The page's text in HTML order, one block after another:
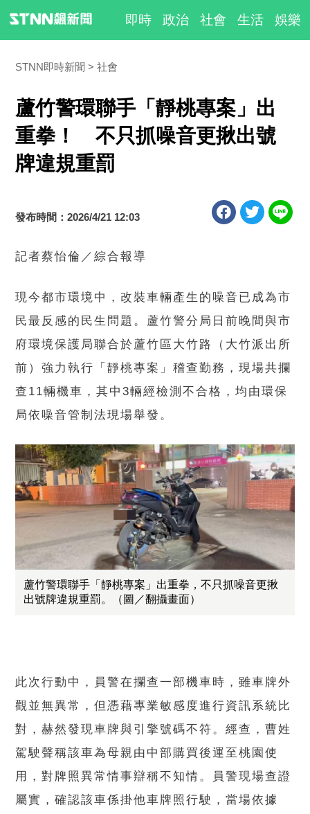
即時 政治 社會 生活 娛樂
STNN即時新聞 社會
蘆竹警環聯手「靜桃專案」出
重拳！ 不只抓噪音更揪出號
牌違規重罰
發布時間：2026/4/21 12:03
記者蔡怡倫／綜合報導
現今都市環境中，改裝車輛產生的噪音已成為市
民最反感的民生問題。蘆竹警分局日前晚間與市
府環境保護局聯合於蘆竹區大竹路（大竹派出所
前）強力執行「靜桃專案」稽查勤務，現場共攔
查11輛機車，其中3輛經檢測不合格，均由環保
局依噪音管制法現場舉發。
蘆竹警環聯手「靜桃專案」出重拳，不只抓噪音更揪
出號牌違規重罰。（圖／翻攝畫面）
此次行動中，員警在攔查一部機車時，雖車牌外
觀並無異常，但憑藉專業敏感度進行資訊系統比
對，赫然發現車牌與引擎號碼不符。經查，曹姓
駕駛聲稱該車為母親由中部購買後運至桃園使
用，對牌照異常情事辯稱不知情。員警現場查證
屬實，確認該車係掛他車牌照行駛，當場依據